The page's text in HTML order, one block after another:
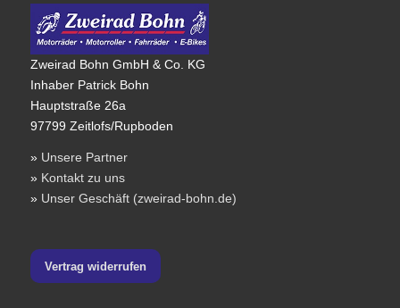
Zweirad Bohn GmbH & Co. KG
Inhaber Patrick Bohn
Hauptstraße 26a
97799 Zeitlofs/Rupboden
» Unsere Partner
» Kontakt zu uns
» Unser Geschäft (zweirad-bohn.de)
Vertrag widerrufen